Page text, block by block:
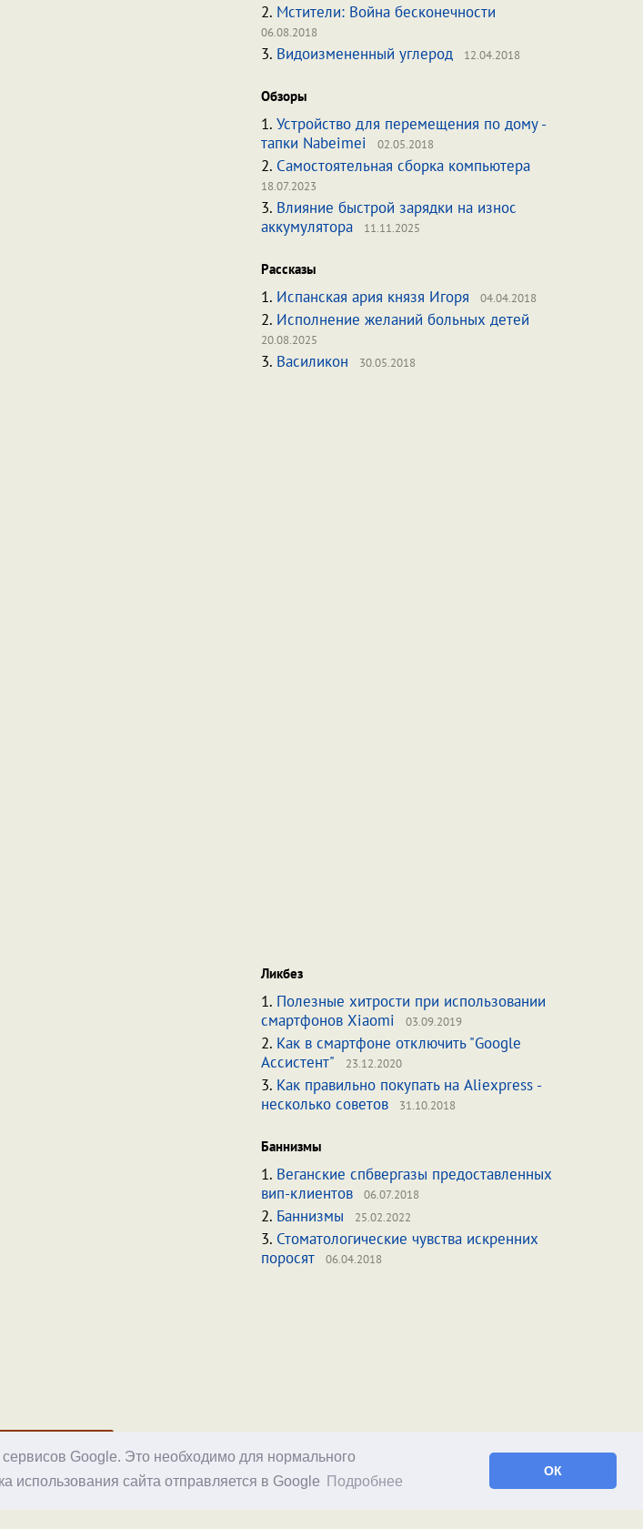
Google. Это необходимо для нормального
использования сайта отправляется в Google
Подробнее
ОК
2. Мстители: Война бесконечности
06.08.2018
3. Видоизмененный углерод 12.04.2018
Обзоры
1. Устройство для перемещения по дому -
тапки Nabeimei
02.05.2018
2. Самостоятельная сборка компьютера
18.07.2023
3. Влияние быстрой зарядки на износ
аккумулятора
11.11.2025
Рассказы
1. Испанская ария князя Игоря 04.04.2018
2. Исполнение желаний больных детей
20.08.2025
3. Василикон 30.05.2018
Ликбез
1. Полезные хитрости при использовании
смартфонов Xiaomi
03.09.2019
2. Как в смартфоне отключить "Google
Ассистент"
23.12.2020
3. Как правильно покупать на Aliexpress -
несколько советов
31.10.2018
Баннизмы
1. Веганские спбвергазы предоставленных
вип-клиентов
06.07.2018
2. Баннизмы 25.02.2022
3. Стоматологические чувства искренних
поросят
06.04.2018
RSS блога